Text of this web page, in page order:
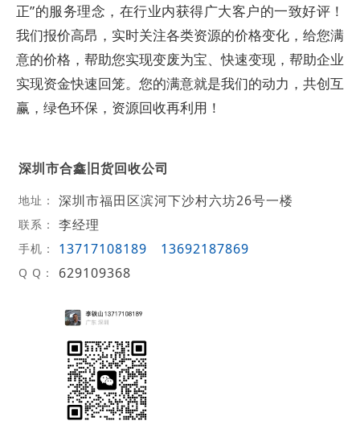
正”的服务理念，在行业内获得广大客户的一致好评！
我们报价高昂，实时关注各类资源的价格变化，给您满
意的价格，帮助您实现变废为宝、快速变现，帮助企业
实现资金快速回笼。您的满意就是我们的动力，共创互
赢，绿色环保，资源回收再利用！
深圳市合鑫旧货回收公司
地址： 深圳市福田区滨河下沙村六坊26号一楼
联系： 李经理
手机： 13717108189 13692187869
Q Q： 629109368